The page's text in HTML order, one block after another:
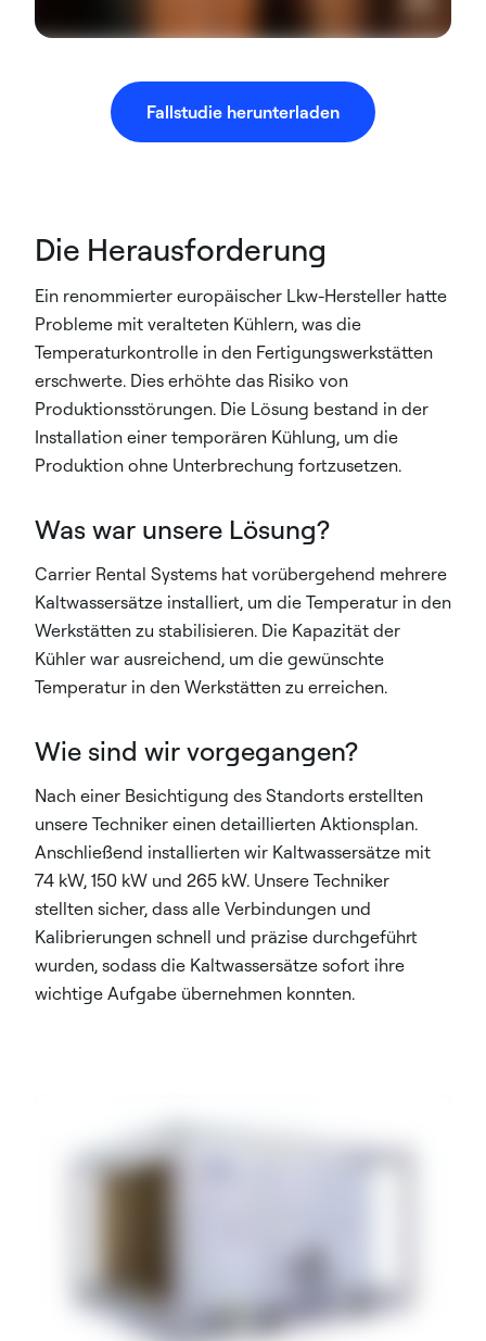
Fallstudie herunterladen
Die Herausforderung
Ein renommierter europäischer Lkw-Hersteller hatte
Probleme mit veralteten Kühlern, was die
Temperaturkontrolle in den Fertigungswerkstätten
erschwerte. Dies erhöhte das Risiko von
Produktionsstörungen. Die Lösung bestand in der
Installation einer temporären Kühlung, um die
Produktion ohne Unterbrechung fortzusetzen.
Was war unsere Lösung?
Carrier Rental Systems hat vorübergehend mehrere
Kaltwassersätze installiert, um die Temperatur in den
Werkstätten zu stabilisieren. Die Kapazität der
Kühler war ausreichend, um die gewünschte
Temperatur in den Werkstätten zu erreichen.
Wie sind wir vorgegangen?
Nach einer Besichtigung des Standorts erstellten
unsere Techniker einen detaillierten Aktionsplan.
Anschließend installierten wir Kaltwassersätze mit
74 kW, 150 kW und 265 kW. Unsere Techniker
stellten sicher, dass alle Verbindungen und
Kalibrierungen schnell und präzise durchgeführt
wurden, sodass die Kaltwassersätze sofort ihre
wichtige Aufgabe übernehmen konnten.